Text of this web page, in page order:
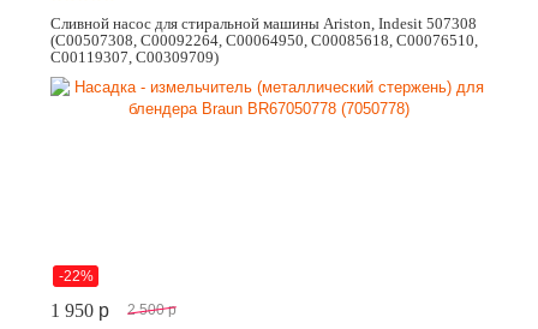
Сливной насос для стиральной машины Ariston, Indesit 507308
(C00507308, C00092264, C00064950, C00085618, C00076510,
C00119307, C00309709)
-22%
1 950 p 2 500 p